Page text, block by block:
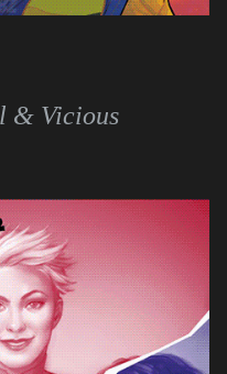
& Vicious